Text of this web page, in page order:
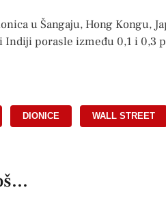
u Šangaju, Hong Kongu,
Indiji porasle između 0,1 i 0,3
DIONICE WALL STREET